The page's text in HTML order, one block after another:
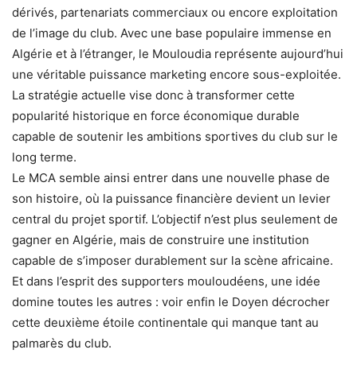
dérivés, partenariats commerciaux ou encore exploitation
de l’image du club. Avec une base populaire immense en
Algérie et à l’étranger, le Mouloudia représente aujourd’hui
une véritable puissance marketing encore sous-exploitée.
La stratégie actuelle vise donc à transformer cette
popularité historique en force économique durable
capable de soutenir les ambitions sportives du club sur le
long terme.
Le MCA semble ainsi entrer dans une nouvelle phase de
son histoire, où la puissance financière devient un levier
central du projet sportif. L’objectif n’est plus seulement de
gagner en Algérie, mais de construire une institution
capable de s’imposer durablement sur la scène africaine.
Et dans l’esprit des supporters mouloudéens, une idée
domine toutes les autres : voir enfin le Doyen décrocher
cette deuxième étoile continentale qui manque tant au
palmarès du club.